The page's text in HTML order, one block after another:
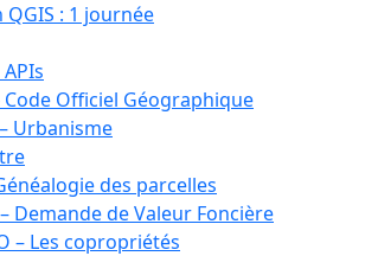
: 1 journée
Code Officiel Géographique
Urbanisme
des parcelles
– Demande de Valeur Foncière
– Les copropriétés